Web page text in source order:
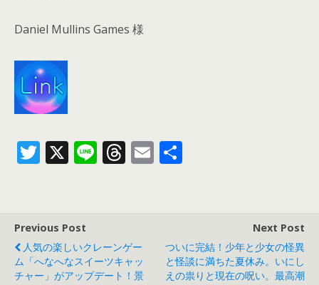
Daniel Mullins Games 様
T
er
X Li T
d
s
E
Previous Post
人気の楽しいクレーンゲー
ム「へなへなスイーツキャッ
チャー」がアップデート！景
Next Post
ついに完結！少年と少女の怪異
と怪談に満ちた夏休み。いにし
えの祟りと現在の呪い。最高潮